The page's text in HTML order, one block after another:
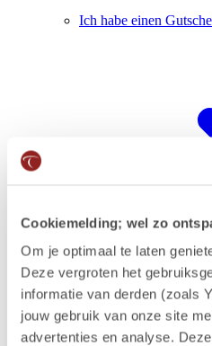
Cookiemelding; wel zo
Om je optimaal te laten
Deze vergroten het
informatie van derden (zoals
jouw gebruik van onze site
advertenties en analyse.
Ich habe einen